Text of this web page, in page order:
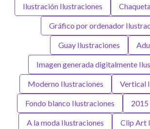
Ilustración Ilustraciones
Gráfico por ordenador
Guay Ilustraciones
Imagen generada digitalmente
Moderno Ilustraciones Vertical
Fondo blanco Ilustraciones 2015
A la moda Ilustraciones Clip Art